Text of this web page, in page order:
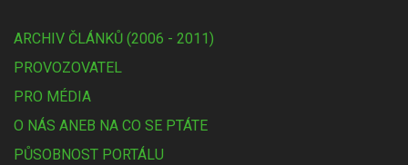
ARCHIV ČLÁNKŮ (2006 - 2011)
PROVOZOVATEL
PRO MÉDIA
O NÁS ANEB NA CO SE PTÁTE
PŮSOBNOST PORTÁLU